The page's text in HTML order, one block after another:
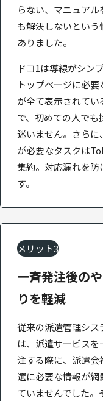
らない、マニュアル
も解決しないという
ありました。
ドコ1は導線がシン
トップページに必要
が全て表示されてい
で、初めての人でも
迷いません。さらに
が必要なタスクは
集約。対応漏れを防
す。
メリット3
一斉発注後の
りを軽減
従来の派遣管理シス
は、派遣サービスを
注する際に、派遣会
選に必要な情報が網
ていませんでした。